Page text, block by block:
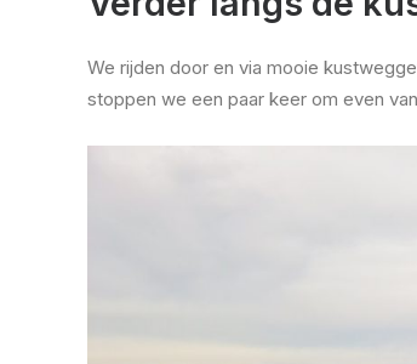
We rijden door en via mooie
stoppen we een paar keer om even